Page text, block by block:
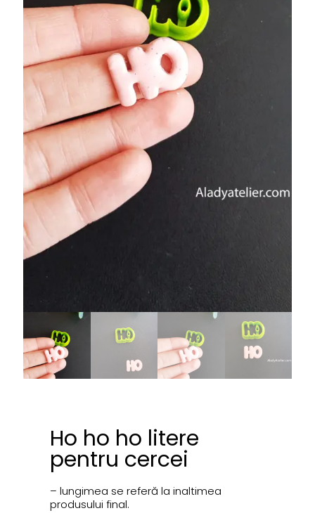
Ho ho ho litere
pentru cercei
– lungimea se referă la inaltimea
produsului final.